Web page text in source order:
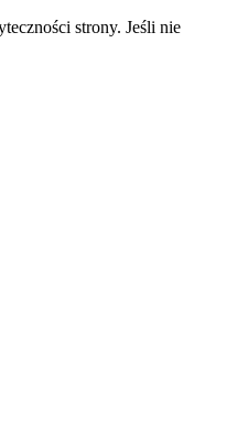
strony. Jeśli nie